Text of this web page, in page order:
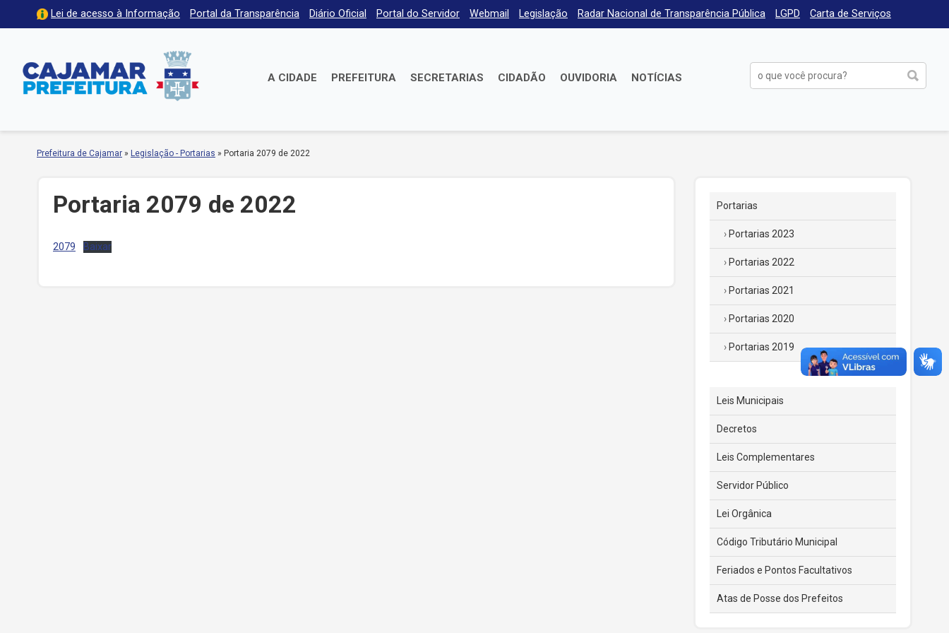
Lei de acesso à Informação Portal da Transparência Diário Oficial Portal do Servidor Webmail Legislação Radar Nacional de Transparência Pública LGPD Carta de Serviços
A CIDADE PREFEITURA SECRETARIAS CIDADÃO OUVIDORIA NOTÍCIAS
Prefeitura de Cajamar » Legislação - Portarias » Portaria 2079 de 2022
Portaria 2079 de 2022
2079 Baixar
Portarias
Portarias 2023
Portarias 2022
Portarias 2021
Portarias 2020
Portarias 2019
Leis Municipais
Decretos
Leis Complementares
Servidor Público
Lei Orgânica
Código Tributário Municipal
Feriados e Pontos Facultativos
Atas de Posse dos Prefeitos